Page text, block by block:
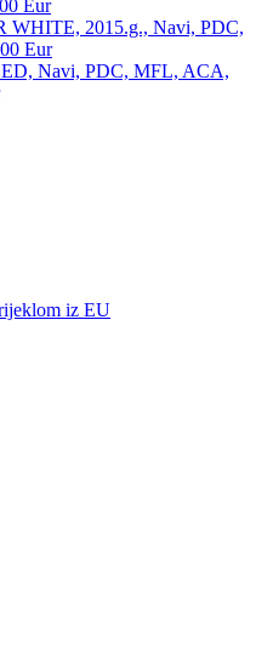
Eur
WHITE, 2015.g., Navi, PDC,
Eur
Navi, PDC, MFL, ACA,
iz EU